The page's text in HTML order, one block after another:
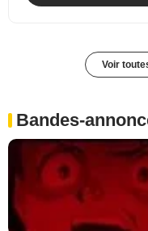
Voir
Bandes-